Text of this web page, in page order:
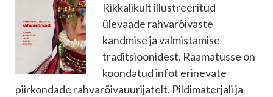
Rikkalikult illustreeritud
ülevaade rahvarõivaste
kandmise ja valmistamise
traditsioonidest. Raamatusse on
koondatud infot erinevate
piirkondade rahvarõivauurijatelt. Pildimaterjali ja